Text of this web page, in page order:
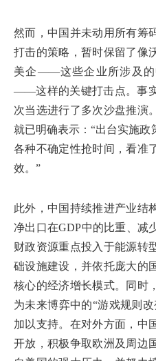
然而，中国并未动用所有筹
打击的策略，暂时保留了像
美企——这些企业所涉及的
——这样的关键打击点。事
次当选进行了多次沙盘推演
就已明确表示：“出台实施
各种不确定性抢时间，看准
效。”
此外，中国持续推进产业结
净出口在GDP中的比重、减
财政资源重点投入于能源转
础设施建设，并依托庞大的
核心的经济增长模式。同时
为未来博弈中的“游戏规则
加以支持。在对外方面，中
开放，积极争取欧洲及周边